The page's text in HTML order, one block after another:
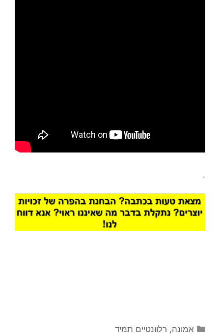
.
קטגוריות
אמונה, רלוונטיים תמיד